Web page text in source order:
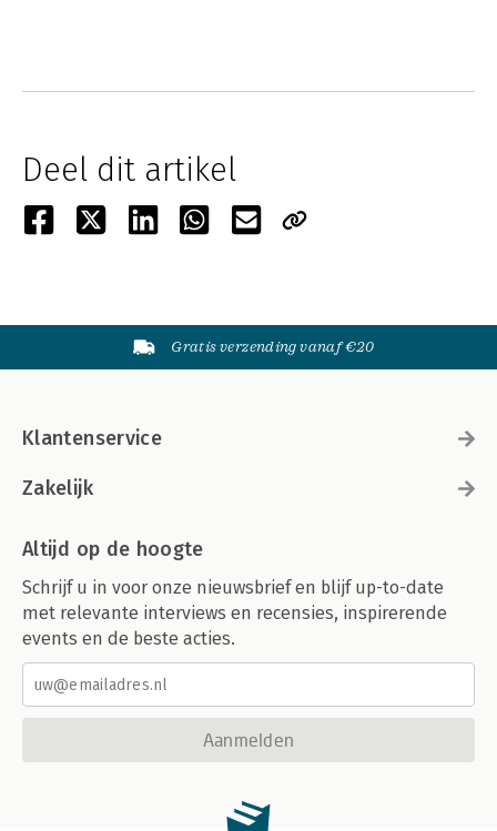
Deel dit artikel
Gratis verzending vanaf €20
Klantenservice
Zakelijk
Altijd op de hoogte
Schrijf u in voor onze nieuwsbrief en blijf up-to-date
met relevante interviews en recensies, inspirerende
events en de beste acties.
Aanmelden